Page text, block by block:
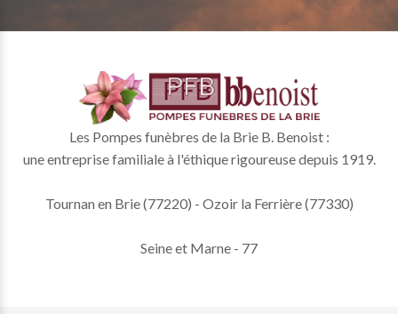
Les Pompes funèbres de la Brie B. Benoist :
une entreprise familiale à l'éthique rigoureuse depuis 1919.
Tournan en Brie (77220) - Ozoir la Ferrière (77330)
Seine et Marne - 77